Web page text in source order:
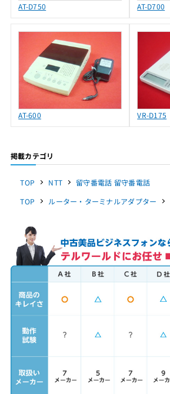
AT-D750 AT-D700
AT-600 VR-D175
掲載カテゴリ
TOP NTT
留守番電話 留守番電話
TOP
ルーター・ターミナルアダプター